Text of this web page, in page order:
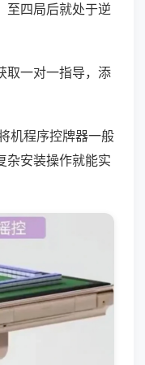
至四局后就处于逆
取一对一指导，添
机程序控牌器一般
杂安装操作就能实